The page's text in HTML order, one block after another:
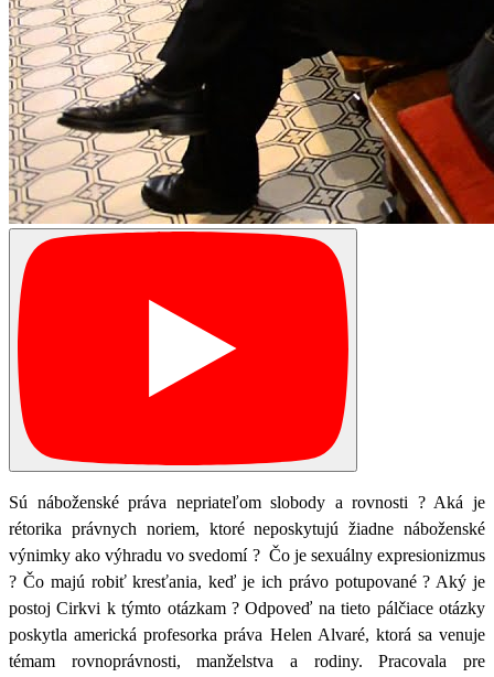
Sú náboženské práva nepriateľom slobody a rovnosti ? Aká je
rétorika právnych noriem, ktoré neposkytujú žiadne náboženské
výnimky ako výhradu vo svedomí ? Čo je sexuálny expresionizmus
? Čo majú robiť kresťania, keď je ich právo potupované ? Aký je
postoj Cirkvi k týmto otázkam ? Odpoveď na tieto pálčiace otázky
poskytla americká profesorka práva Helen Alvaré, ktorá sa venuje
témam rovnoprávnosti, manželstva a rodiny. Pracovala pre